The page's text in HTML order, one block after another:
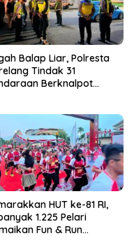
Balap Liar, Polresta
Tindak 31
Berknalpot
HUT ke-81 RI,
1.225 Pelari
Fun & Run